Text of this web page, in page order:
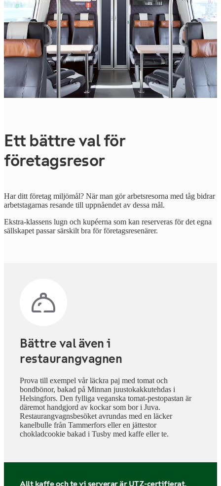
Ett bättre val för
företagsresor
Har ditt företag miljömål? När man gör arbetsresorna med tåg bidrar
arbetstagarnas resande till uppnåendet av dessa mål.
Ekstra-klassens lugn och kupéerna som kan reserveras för det egna
sällskapet passar särskilt bra för företagsresenärer.
Bättre val även i
restaurangvagnen
Prova till exempel vår läckra paj med tomat och
bondbönor, bakad på Minnan juustokakkutehdas i
Helsingfors. Den fylliga veganska tomat-pestopastan är
däremot handgjord av kockar som bor i Juva.
Restaurangvagnsbesöket avrundas med en läcker
kanelbulle från Tammerfors eller en jättestor
chokladcookie bakad i Tusby med kaffe eller te.
Allt kaffe och te vi serverar är UTZ-certifierat.